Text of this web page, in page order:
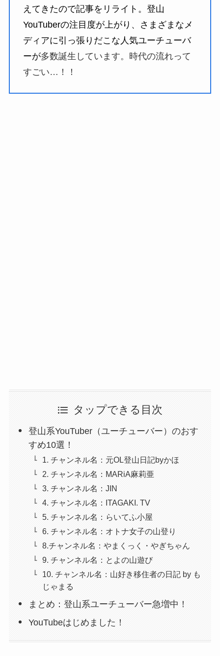
えてきたので記事をリライト。登山
YouTuberの注目度が上がり、さまざまなメ
ディアに引っ張りだこな人気ユーチューバ
ーが多数誕生しています。時代の流れって
すごい…！！
タップできる目次
登山系YouTuber（ユーチューバー）のおす
すめ10選！
1. チャンネル名：元OL登山日記byかほ
2. チャンネル名：MARiA麻莉亜
3. チャンネル名：JIN
4. チャンネル名：ITAGAKI. TV
5. チャンネル名：らいてふ小屋
6. チャンネル名：オトナ女子の山登り
8.チャンネル名：やまくっく・やぎちゃん
9. チャンネル名：とよの山遊び
10. チャンネル名：山好き移住者の日記 by も
じゃまる
まとめ：登山系ユーチューバー急増中！
YouTubeはじめました！